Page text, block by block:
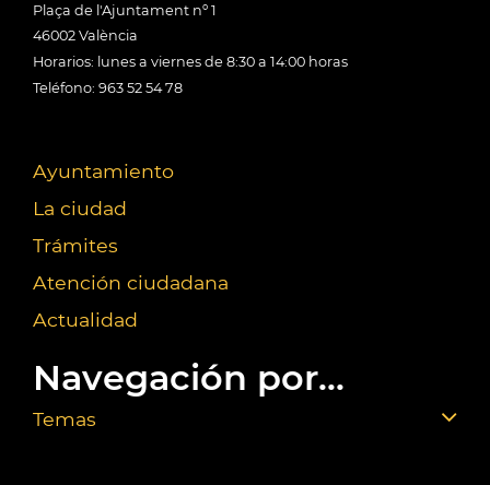
Plaça de l'Ajuntament nº 1
46002 València
Horarios: lunes a viernes de 8:30 a 14:00 horas
Teléfono: 963 52 54 78
Ayuntamiento
La ciudad
Trámites
Atención ciudadana
Actualidad
Navegación por...
Temas